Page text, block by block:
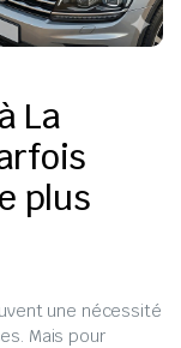
La
plus
une nécessité
Mais pour